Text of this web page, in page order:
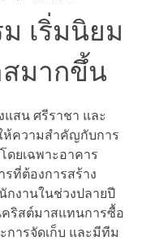
เริ่มนิยม
มากขึ้น
สน ศรีราชา และ
ห้ความสำคัญกับการ
ยเฉพาะอาคาร
ที่ต้องการสร้าง
งานในช่วงปลายปี
คริสต์มาสแทนการซื้อ
การจัดเก็บ และมีทีม